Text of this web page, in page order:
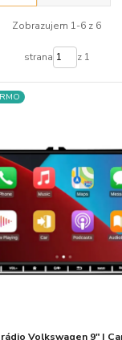
Zobrazujem 1-6 z 6
strana z 1
Volkswagen 9" |